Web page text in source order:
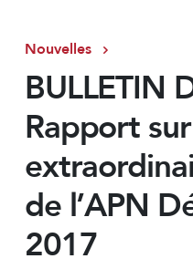
Nouvelles
BULLETIN
Rapport
de l’APN
2017